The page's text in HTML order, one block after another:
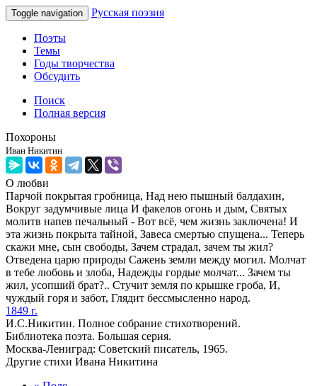
Toggle navigation Русская поэзия
Поэты
Темы
Годы творчества
Обсудить
Поиск
Полная версия
Похороны
Иван Никитин
О любви
Парчой покрытая гробница, Над нею пышный балдахин,
Вокруг задумчивые лица И факелов огонь и дым, Святых
молитв напев печальный - Вот всё, чем жизнь заключена! И
эта жизнь покрыта тайной, Завеса смертью спущена... Теперь
скажи мне, сын свободы, Зачем страдал, зачем ты жил?
Отведена царю природы Сажень земли между могил. Молчат
в тебе любовь и злоба, Надежды гордые молчат... Зачем ты
жил, усопший брат?.. Стучит земля по крышке гроба, И,
чуждый горя и забот, Глядит бессмысленно народ.
1849 г.
И.С.Никитин. Полное собрание стихотворений.
Библиотека поэта. Большая серия.
Москва-Лениград: Советский писатель, 1965.
Другие стихи Ивана Никитина